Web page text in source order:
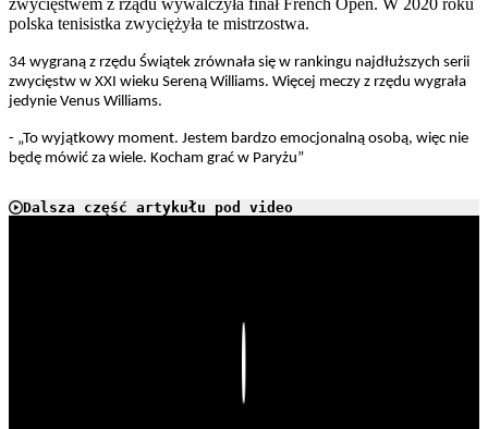
zwycięstwem z rządu wywalczyła finał French Open. W 2020 roku
polska tenisistka zwyciężyła te mistrzostwa.
34 wygraną z rzędu Świątek zrównała się w rankingu najdłuższych serii
zwycięstw w XXI wieku Sereną Williams. Więcej meczy z rzędu wygrała
jedynie Venus Williams.
- „To wyjątkowy moment. Jestem bardzo emocjonalną osobą, więc nie
będę mówić za wiele. Kocham grać w Paryżu”
Dalsza część artykułu pod video